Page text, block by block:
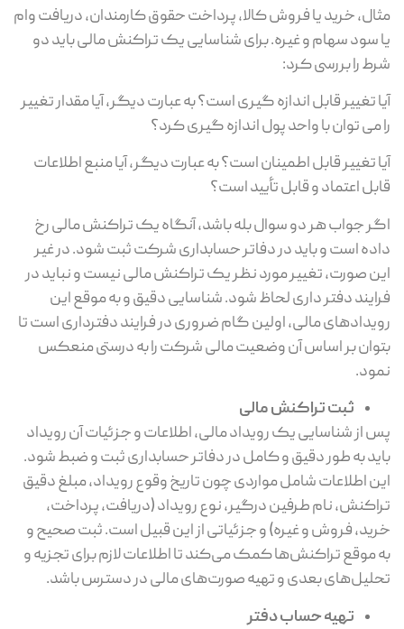
مثال، خرید یا فروش کالا، پرداخت حقوق کارمندان، دریافت وام
یا سود سهام و غیره. برای شناسایی یک تراکنش مالی باید دو
شرط را بررسی کرد:
آیا تغییر قابل اندازه گیری است؟ به عبارت دیگر، آیا مقدار تغییر
را می توان با واحد پول اندازه گیری کرد؟
آیا تغییر قابل اطمینان است؟ به عبارت دیگر، آیا منبع اطلاعات
قابل اعتماد و قابل تأیید است؟
اگر جواب هر دو سوال بله باشد، آنگاه یک تراکنش مالی رخ
داده است و باید در دفاتر حسابداری شرکت ثبت شود. در غیر
این صورت، تغییر مورد نظر یک تراکنش مالی نیست و نباید در
فرایند دفتر داری لحاظ شود. شناسایی دقیق و به موقع این
رویدادهای مالی، اولین گام ضروری در فرایند دفترداری است تا
بتوان بر اساس آن وضعیت مالی شرکت را به درستی منعکس
نمود.
ثبت تراکنش مالی
پس از شناسایی یک رویداد مالی، اطلاعات و جزئیات آن رویداد
باید به طور دقیق و کامل در دفاتر حسابداری ثبت و ضبط شود.
این اطلاعات شامل مواردی چون تاریخ وقوع رویداد، مبلغ دقیق
تراکنش، نام طرفین درگیر، نوع رویداد (دریافت، پرداخت،
خرید، فروش و غیره) و جزئیاتی از این قبیل است. ثبت صحیح و
به موقع تراکنش‌ها کمک می‌کند تا اطلاعات لازم برای تجزیه و
تحلیل‌های بعدی و تهیه صورت‌های مالی در دسترس باشد.
تهیه حساب دفتر